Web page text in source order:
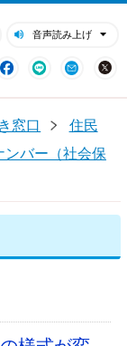
音声読み上げ
Facebook
LINE Mail
窓口
住民
ンバー（社会保